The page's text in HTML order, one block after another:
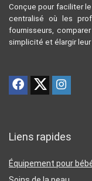
Conçue pour faciliter
centralisé où les
fournisseurs,
simplicité et élargir
Liens rapides
Équipement pour